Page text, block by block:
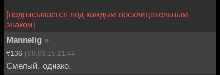
[подписывается под каждым восклицательным
знаком]
Mannelig »
#136 | 08.09.15 21:44
Смелый, однако.